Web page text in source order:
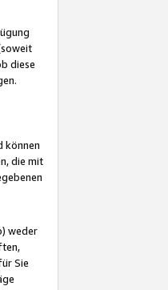
diese
können
die mit
weder
Sie